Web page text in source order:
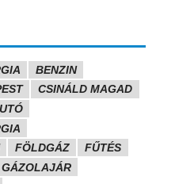
BENZIN
CSINÁLD MAGAD
FÖLDGÁZ
FŰTÉS
GÁZOLAJÁR